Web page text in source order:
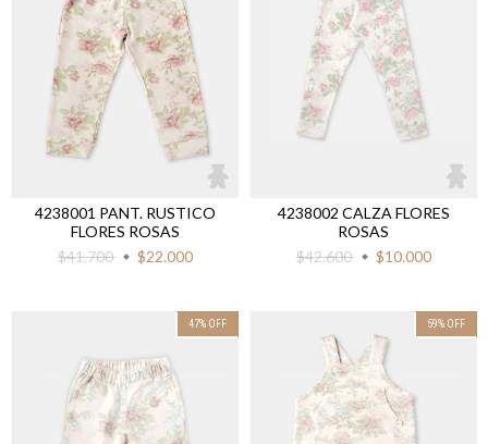
4238001 PANT. RUSTICO
FLORES ROSAS
$41.700
$22.000
4238002 CALZA FLORES
ROSAS
$42.600
$10.000
47% OFF 59% OFF